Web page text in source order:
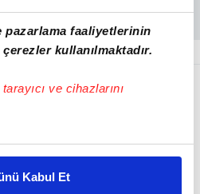
pazarlama faaliyetlerinin
kullanılmaktadır.
ve cihazlarını
halinde sizlere özel
Bunu yaparken
Kabul Et
sağlamalıyız çünkü
Çocukların güvenliği
ifadesini